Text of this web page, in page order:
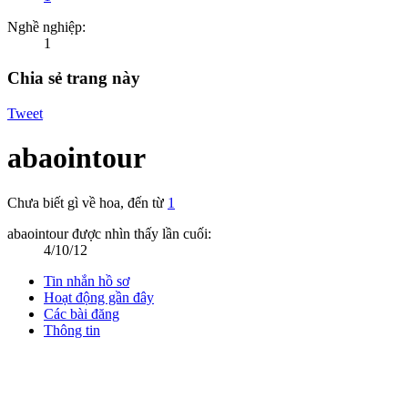
Nghề nghiệp:
1
Chia sẻ trang này
Tweet
abaointour
Chưa biết gì về hoa, đến từ 1
abaointour được nhìn thấy lần cuối:
4/10/12
Tin nhắn hồ sơ
Hoạt động gần đây
Các bài đăng
Thông tin